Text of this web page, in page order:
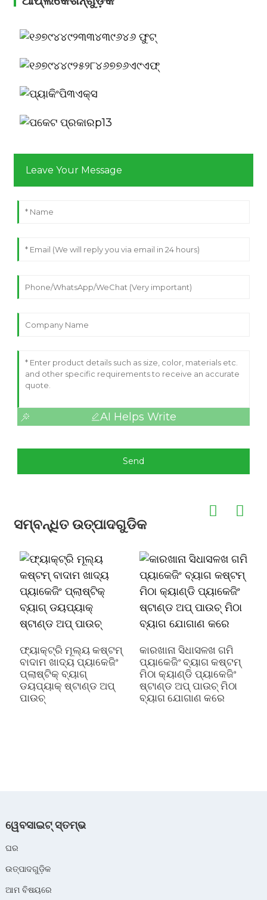
Leave Your Message
AI Helps Write
Send
ସମ୍ବନ୍ଧିତ ଉତ୍ପାଦଗୁଡିକ
ଫ୍ୟାକ୍ଟ୍ରି ମୂଲ୍ୟ କଷ୍ଟମ୍
ବାଦାମ ଖାଦ୍ୟ ପ୍ୟାକେଜିଂ
ପ୍ଲାଷ୍ଟିକ୍ ବ୍ୟାଗ୍
ଡୟପ୍ୟାକ୍ ଷ୍ଟାଣ୍ଡ ଅପ୍
ପାଉଚ୍
କାରଖାନା ସିଧାସଳଖ ଗମି
ପ୍ୟାକେଜିଂ ବ୍ୟାଗ କଷ୍ଟମ୍
ମିଠା କ୍ୟାଣ୍ଡି ପ୍ୟାକେଜିଂ
ଷ୍ଟାଣ୍ଡ ଅପ୍ ପାଉଚ୍ ମିଠା
ବ୍ୟାଗ ଯୋଗାଣ କରେ
ୱେବସାଇଟ୍ ସ୍ତମ୍ଭ
ଘର
ଉତ୍ପାଦଗୁଡ଼ିକ
ଆମ ବିଷୟରେ